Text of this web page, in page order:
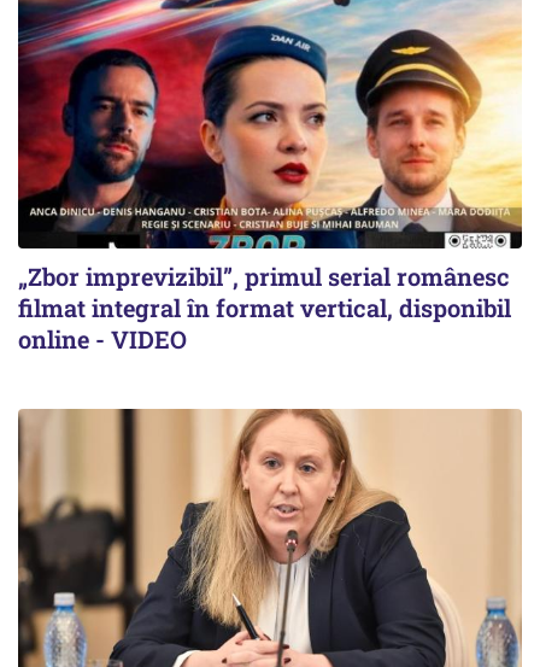
„Zbor imprevizibil”, primul serial românesc
filmat integral în format vertical, disponibil
online - VIDEO